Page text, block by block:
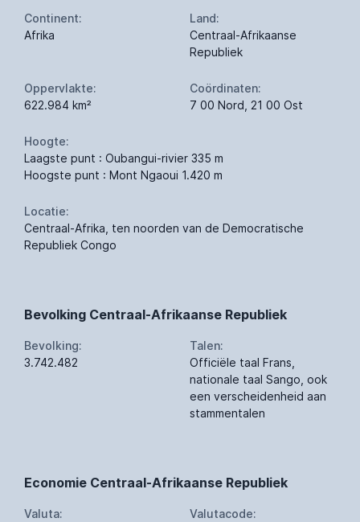
Continent:
Afrika
Land:
Centraal-Afrikaanse
Republiek
Oppervlakte:
622.984 km²
Coördinaten:
7 00 Nord, 21 00 Ost
Hoogte:
Laagste punt : Oubangui-rivier 335 m
Hoogste punt : Mont Ngaoui 1.420 m
Locatie:
Centraal-Afrika, ten noorden van de Democratische
Republiek Congo
Bevolking Centraal-Afrikaanse Republiek
Bevolking:
3.742.482
Talen:
Officiële taal Frans,
nationale taal Sango, ook
een verscheidenheid aan
stammentalen
Economie Centraal-Afrikaanse Republiek
Valuta:
Valutacode: